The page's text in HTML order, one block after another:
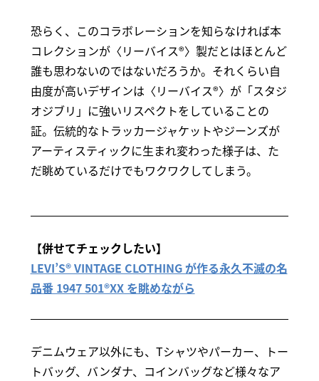
恐らく、このコラボレーションを知らなければ本
コレクションが〈リーバイス®〉製だとはほとんど
誰も思わないのではないだろうか。それくらい自
由度が高いデザインは〈リーバイス®〉が「スタジ
オジブリ」に強いリスペクトをしていることの
証。伝統的なトラッカージャケットやジーンズが
アーティスティックに生まれ変わった様子は、た
だ眺めているだけでもワクワクしてしまう。
【併せてチェックしたい】
LEVI’S® VINTAGE CLOTHING が作る永久不滅の名
品番 1947 501®XX を眺めながら
デニムウェア以外にも、Tシャツやパーカー、トー
トバッグ、バンダナ、コインバッグなど様々なア